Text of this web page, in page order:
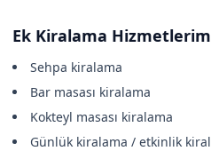
Ek Kiralama
Sehpa kiralama
Bar masası kiralama
Kokteyl masası kiralama
Günlük kiralama / etkinlik